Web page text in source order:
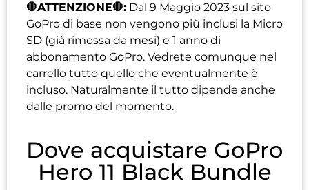
🛑ATTENZIONE🛑: Dal 9 Maggio 2023 sul sito
GoPro di base non vengono più inclusi la Micro
SD (già rimossa da mesi) e 1 anno di
abbonamento GoPro. Vedrete comunque nel
carrello tutto quello che eventualmente è
incluso. Naturalmente il tutto dipende anche
dalle promo del momento.
Dove acquistare GoPro
Hero 11 Black Bundle